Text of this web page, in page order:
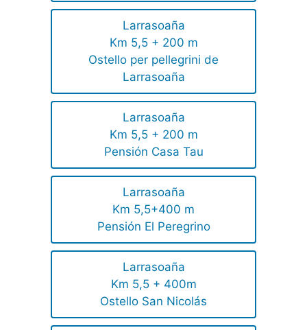
Larrasoaña
Km 5,5 + 200 m
Ostello per pellegrini de
Larrasoaña
Larrasoaña
Km 5,5 + 200 m
Pensión Casa Tau
Larrasoaña
Km 5,5+400 m
Pensión El Peregrino
Larrasoaña
Km 5,5 + 400m
Ostello San Nicolás